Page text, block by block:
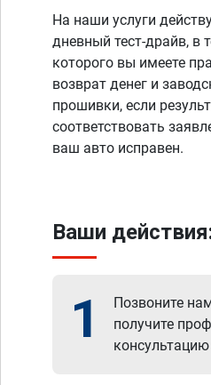
На наши услуги
дневный тест-драйв, в
которого вы имеете
возврат денег и
прошивки, если
соответствовать
ваш авто исправен.
Ваши
1 Позвоните
получите